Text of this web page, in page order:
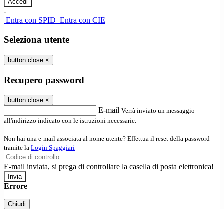
-
Entra con SPID Entra con CIE
Seleziona utente
button close ×
Recupero password
button close ×
E-mail Verrà inviato un messaggio
all'indirizzo indicato con le istruzioni necessarie.
Non hai una e-mail associata al nome utente? Effettua il reset della password
tramite la Login Spaggiari
E-mail inviata, si prega di controllare la casella di posta elettronica!
Errore
Chiudi